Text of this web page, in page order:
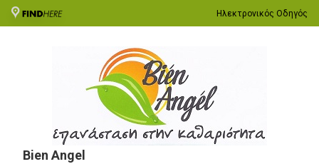
Ηλεκτρονικός Οδηγός
Bien Angel